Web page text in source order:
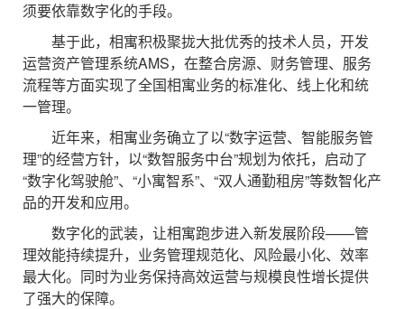
须要依靠数字化的手段。
基于此，相寓积极聚拢大批优秀的技术人员，开发
运营资产管理系统AMS，在整合房源、财务管理、服务
流程等方面实现了全国相寓业务的标准化、线上化和统
一管理。
近年来，相寓业务确立了以“数字运营、智能服务管
理”的经营方针，以“数智服务中台”规划为依托，启动了
“数字化驾驶舱”、“小寓智系”、“双人通勤租房”等数智化产
品的开发和应用。
数字化的武装，让相寓跑步进入新发展阶段——管
理效能持续提升，业务管理规范化、风险最小化、效率
最大化。同时为业务保持高效运营与规模良性增长提供
了强大的保障。